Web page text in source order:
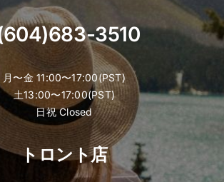
3510
月〜金 11:00〜17:00(PST)
土13:00〜17:00(PST)
日祝 Closed
トロント店